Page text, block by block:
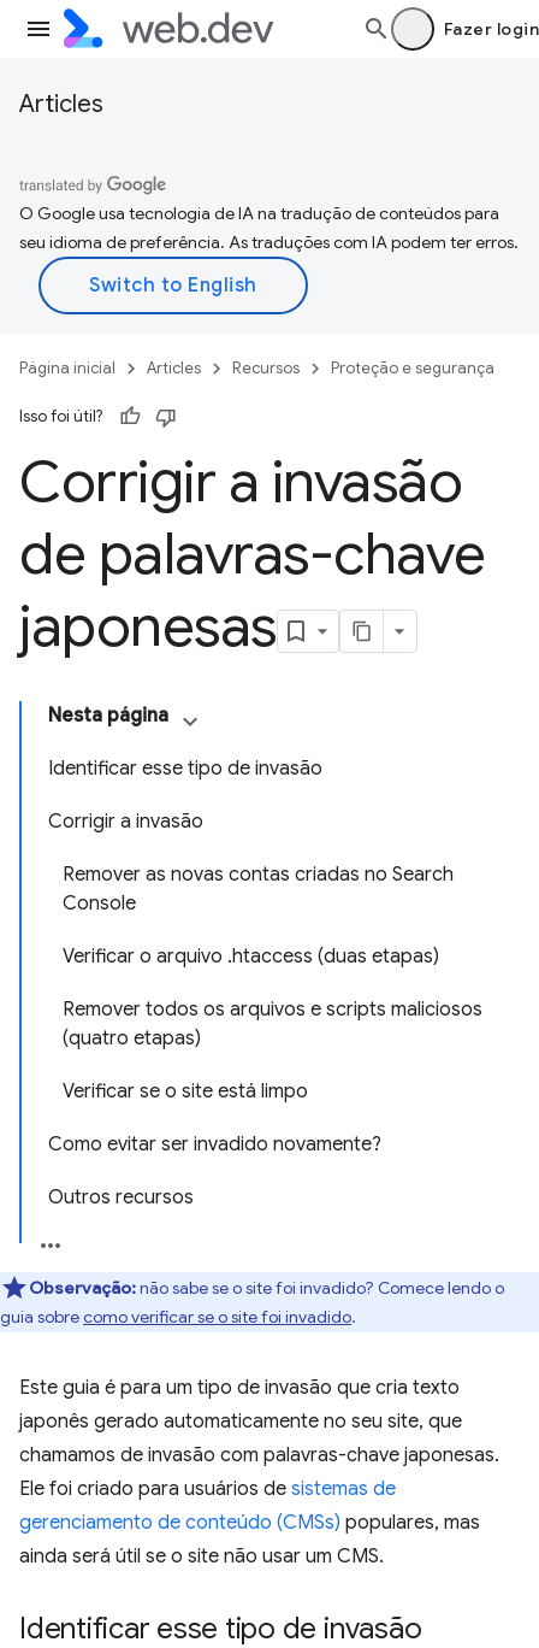
Fazer login
Articles
O Google usa tecnologia de IA na tradução de conteúdos para
seu idioma de preferência. As traduções com IA podem ter erros.
Página inicial Articles Recursos Proteção e segurança
Isso foi útil?
Corrigir a invasão
de palavras-chave
japonesas
Nesta página
Identificar esse tipo de invasão
Corrigir a invasão
Remover as novas contas criadas no Search
Console
Verificar o arquivo .htaccess (duas etapas)
Remover todos os arquivos e scripts maliciosos
(quatro etapas)
Verificar se o site está limpo
Como evitar ser invadido novamente?
Outros recursos
Observação:não sabe se o site foi invadido? Comece lendo o
guia sobrecomo verificar se o site foi invadido.
Este guia é para um tipo de invasão que cria texto
japonês gerado automaticamente no seu site, que
chamamos de invasão com palavras-chave japonesas.
Ele foi criado para usuários de sistemas de
gerenciamento de conteúdo (CMSs) populares, mas
ainda será útil se o site não usar um CMS.
Identificar esse tipo de invasão